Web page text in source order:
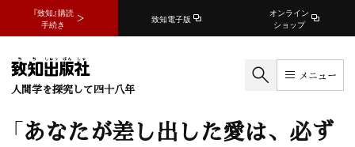
『致知』購読
手続き
致知電子版
オンライン
ショップ
人間学を探究して四十八年
メニュー
「あなたが差し出した愛は、必ず